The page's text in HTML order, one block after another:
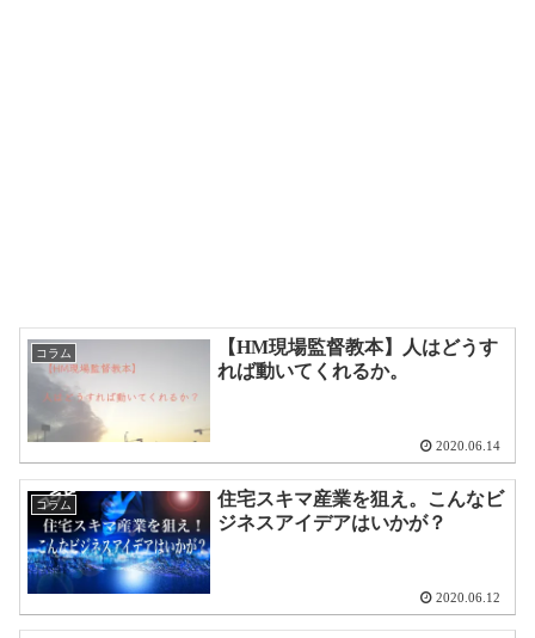
コラム
【HM現場監督教本】人はどうす
れば動いてくれるか。
2020.06.14
コラム
住宅スキマ産業を狙え。こんなビ
ジネスアイデアはいかが？
2020.06.12